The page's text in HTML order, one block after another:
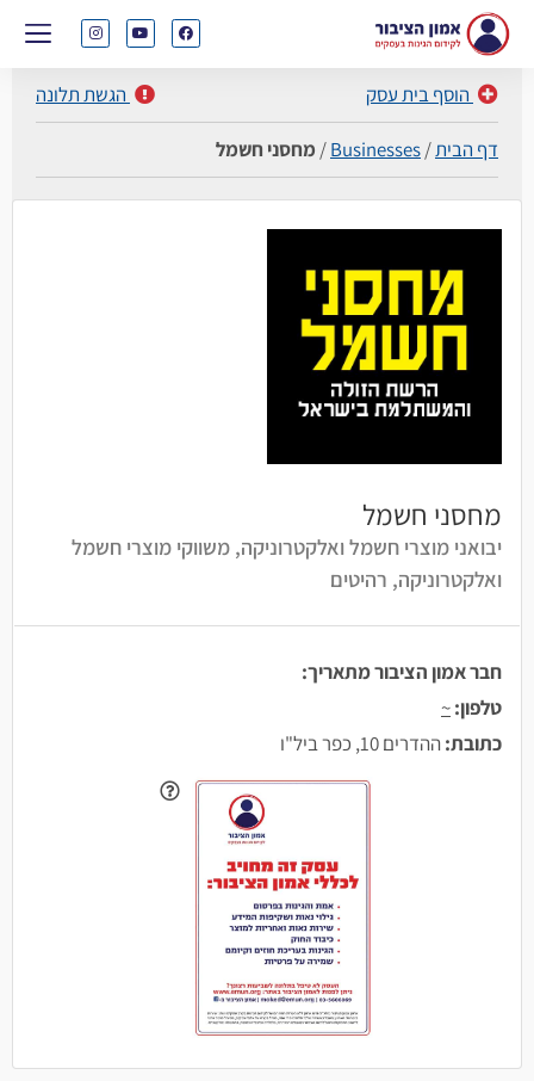
הוסף בית עסק הגשת תלונה
דף הבית/
Businesses
/ מחסני חשמל
מחסני חשמל
יבואני מוצרי חשמל ואלקטרוניקה, משווקי מוצרי חשמל
ואלקטרוניקה, רהיטים
חבר אמון הציבור מתאריך:
טלפון:~
כתובת:ההדרים 10, כפר ביל"ו